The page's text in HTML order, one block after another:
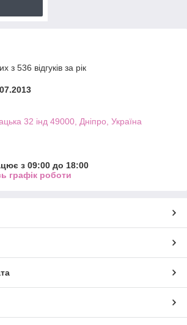
з 536 відгуків за рік
32 інд 49000, Дніпро, Україна
з 09:00 до 18:00
графік роботи